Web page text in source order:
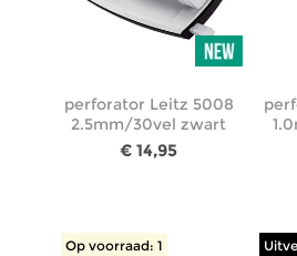
perforator Leitz 5008
2.5mm/30vel zwart
€ 14,95
Op voorraad: 1